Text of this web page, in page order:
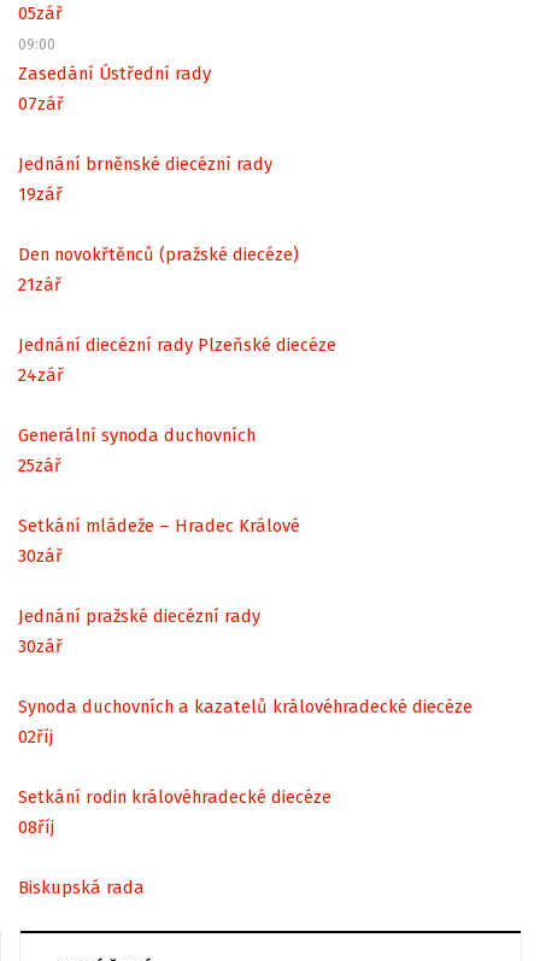
05zář
09:00
Zasedání Ústřední rady
07zář
Jednání brněnské diecézní rady
19zář
Den novokřtěnců (pražské diecéze)
21zář
Jednání diecézní rady Plzeňské diecéze
24zář
Generální synoda duchovních
25zář
Setkání mládeže – Hradec Králové
30zář
Jednání pražské diecézní rady
30zář
Synoda duchovních a kazatelů královéhradecké diecéze
02říj
Setkání rodin královéhradecké diecéze
08říj
Biskupská rada